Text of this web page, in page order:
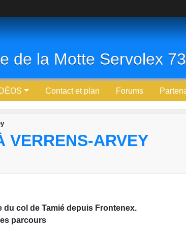
de la Motte Servolex
Contact et plan Forums
VERRENS-ARVEY
du col de Tamié depuis Frontenex.
parcours